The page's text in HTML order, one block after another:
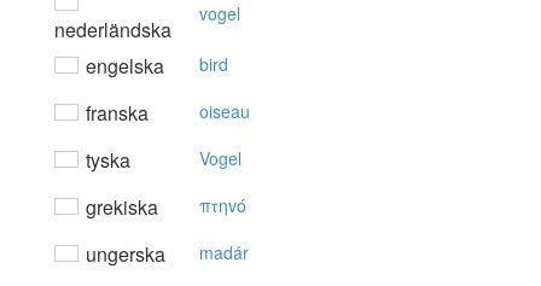
nederländska
vogel
engelska bird
franska oiseau
tyska Vogel
grekiska πτηvό
ungerska madár